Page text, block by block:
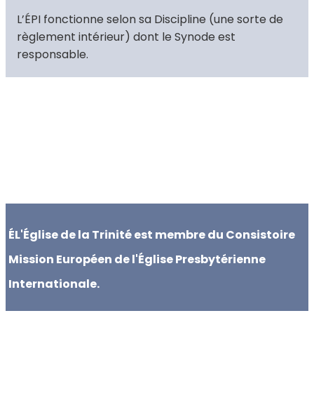
L’ÉPI fonctionne selon sa Discipline (une sorte de
règlement intérieur) dont le Synode est
responsable.
ÉL'Église de la Trinité est membre du Consistoire
Mission Européen de l'Église Presbytérienne
Internationale.